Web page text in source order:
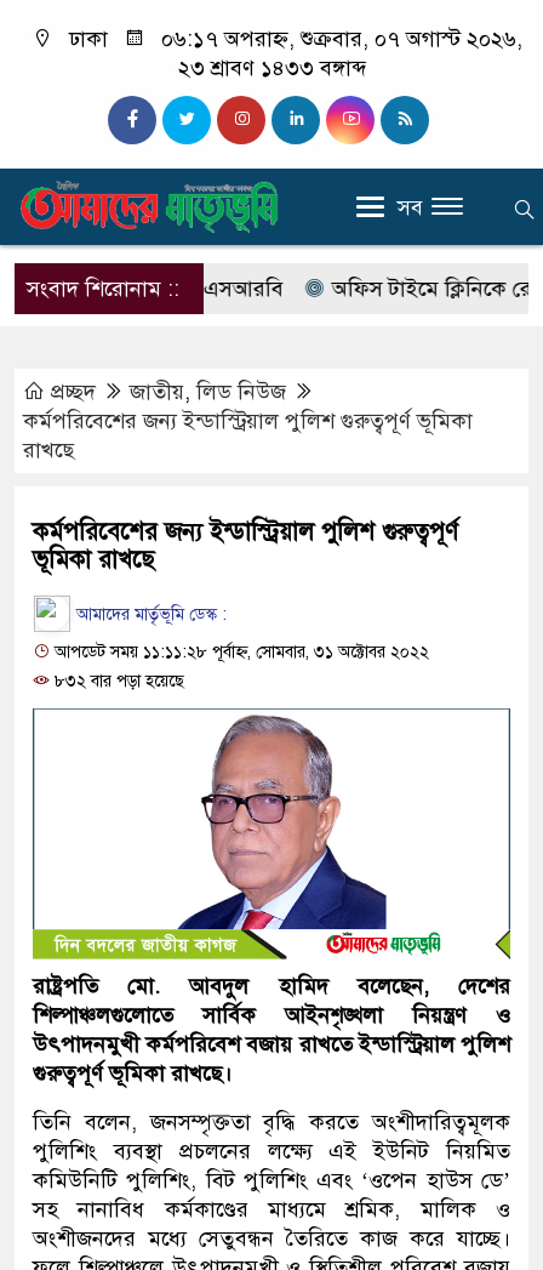
ঢাকা
০৬:১৭ অপরাহ্ন, শুক্রবার, ০৭ অগাস্ট ২০২৬,
২৩ শ্রাবণ ১৪৩৩ বঙ্গাব্দ
সব
সংবাদ শিরোনাম ::
নাম বদলে আসছে এসআরবি অফিস টাইমে ক্লিনিকে রোগী
প্রচ্ছদ জাতীয়,লিড নিউজ
কর্মপরিবেশের জন্য ইন্ডাস্ট্রিয়াল পুলিশ গুরুত্বপূর্ণ ভূমিকা
রাখছে
কর্মপরিবেশের জন্য ইন্ডাস্ট্রিয়াল পুলিশ গুরুত্বপূর্ণ
ভূমিকা রাখছে
আমাদের মার্তৃভূমি ডেস্ক :
আপডেট সময় ১১:১১:২৮ পূর্বাহ্ন, সোমবার, ৩১ অক্টোবর ২০২২
৮৩২ বার পড়া হয়েছে
রাষ্ট্রপতি মো. আবদুল হামিদ বলেছেন, দেশের
শিল্পাঞ্চলগুলোতে সার্বিক আইনশৃঙ্খলা নিয়ন্ত্রণ ও
উৎপাদনমুখী কর্মপরিবেশ বজায় রাখতে ইন্ডাস্ট্রিয়াল পুলিশ
গুরুত্বপূর্ণ ভূমিকা রাখছে।
তিনি বলেন, জনসম্পৃক্ততা বৃদ্ধি করতে অংশীদারিত্বমূলক
পুলিশিং ব্যবস্থা প্রচলনের লক্ষ্যে এই ইউনিট নিয়মিত
কমিউনিটি পুলিশিং, বিট পুলিশিং এবং ‘ওপেন হাউস ডে’
সহ নানাবিধ কর্মকাণ্ডের মাধ্যমে শ্রমিক, মালিক ও
অংশীজনদের মধ্যে সেতুবন্ধন তৈরিতে কাজ করে যাচ্ছে।